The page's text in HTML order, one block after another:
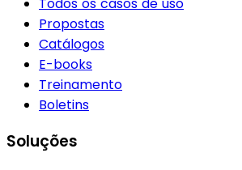
Propostas
Catálogos
E-books
Treinamento
Boletins
Soluções